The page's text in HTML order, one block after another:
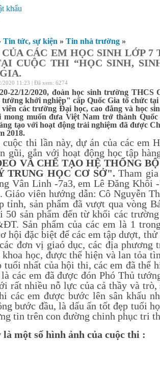
khẩu
Tin tức, sự kiện » Tin nhà trường »
CÁC EM HỌC SINH LỚP
CUỘC THI “HỌC SINH,
2020 11:23 | Đã xem: 6274
22/12/2020, đoàn học sinh trường
tưởng khởi nghiệp" cấp Quốc Gia tổ chức
viên các trường Đại học, cao đẳng và học
mong muốn đưa Việt Nam trở thành
tạo với hoạt động trải nghiệm đã được
2018.
thi lần này, dự án của các em
gũi, gắn với hoạt động học tập
VÀ CHẾ TẠO HỆ THỐNG
TRUNG HỌC CƠ SỞ". Tham
Vân Linh -7a3, em Lê Đăng Khôi
Giáo viên hướng dẫn: Cô Nguyễn
tỉnh, sản phẩm đã vượt qua vòng
50 sản phẩm đến từ khối các
Sản phẩm của các em là 1
hội đặc biệt để các em tập dượt,
đơn vị giaó dục, các địa phương
khoa học, được thể hiện và lan tỏa
tuổi nhất của hội thi, các em đã
các em đã được đón Phó Thủ
rất nhiều nỗ lực của cả thầy và trò,
các em được bước lên sân khấu
bước đầu, là dấu ấn tốt đẹp tuổi
tin trên con đường chinh phục tri
là một số hình ảnh của cuộc thi :